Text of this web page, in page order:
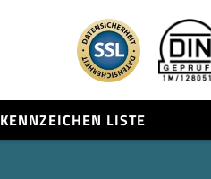
KENNZEICHEN LISTE